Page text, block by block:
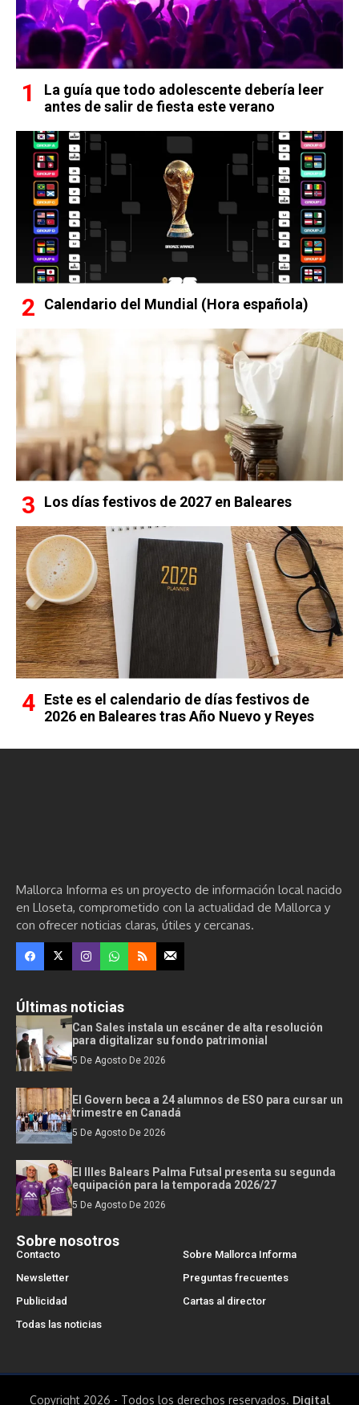
La guía que todo adolescente debería leer
antes de salir de fiesta este verano
Calendario del Mundial (Hora española)
Los días festivos de 2027 en Baleares
Este es el calendario de días festivos de
2026 en Baleares tras Año Nuevo y Reyes
Mallorca Informa es un proyecto de información local nacido
en Lloseta, comprometido con la actualidad de Mallorca y
con ofrecer noticias claras, útiles y cercanas.
Últimas noticias
Can Sales instala un escáner de alta resolución
para digitalizar su fondo patrimonial
5 De Agosto De 2026
El Govern beca a 24 alumnos de ESO para cursar un
trimestre en Canadá
5 De Agosto De 2026
El Illes Balears Palma Futsal presenta su segunda
equipación para la temporada 2026/27
5 De Agosto De 2026
Sobre nosotros
Contacto
Sobre Mallorca Informa
Newsletter
Preguntas frecuentes
Publicidad
Cartas al director
Todas las noticias
Copyright 2026 - Todos los derechos reservados. Digital